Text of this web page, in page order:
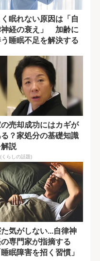
く眠れない原因は「自
神経の衰え」 加齢に
睡眠不足を解決する
売却成功にはカギが
る？家処分の基礎知識
説
くらしの話題)
気がしない...自律神
専門家が指摘する
睡眠障害を招く習慣」